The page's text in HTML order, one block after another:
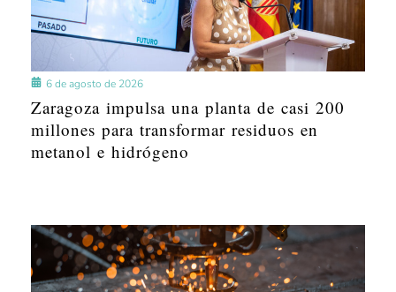
6 de agosto de 2026
Zaragoza impulsa una planta de casi 200
millones para transformar residuos en
metanol e hidrógeno